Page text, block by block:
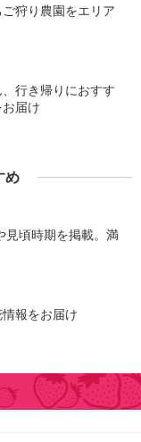
狩り農園をエリア
行き帰りにおすす
届け
め
見頃時期を掲載。満
報をお届け